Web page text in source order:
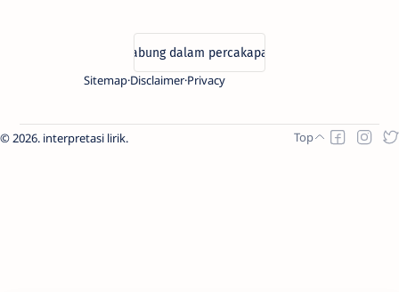
Sitemap Disclaimer Privacy
2026. interpretasi lirik.